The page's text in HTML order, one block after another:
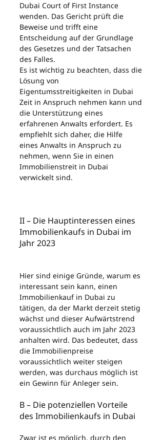
Dubai Court of First Instance
wenden. Das Gericht prüft die
Beweise und trifft eine
Entscheidung auf der Grundlage
des Gesetzes und der Tatsachen
des Falles.
Es ist wichtig zu beachten, dass die
Lösung von
Eigentumsstreitigkeiten in Dubai
Zeit in Anspruch nehmen kann und
die Unterstützung eines
erfahrenen Anwalts erfordert. Es
empfiehlt sich daher, die Hilfe
eines Anwalts in Anspruch zu
nehmen, wenn Sie in einen
Immobilienstreit in Dubai
verwickelt sind.
II – Die Hauptinteressen eines
Immobilienkaufs in Dubai im
Jahr 2023
Hier sind einige Gründe, warum es
interessant sein kann, einen
Immobilienkauf in Dubai zu
tätigen, da der Markt derzeit stetig
wächst und dieser Aufwärtstrend
voraussichtlich auch im Jahr 2023
anhalten wird. Das bedeutet, dass
die Immobilienpreise
voraussichtlich weiter steigen
werden, was durchaus möglich ist
ein Gewinn für Anleger sein.
B – Die potenziellen Vorteile
des Immobilienkaufs in Dubai
Zwar ist es möglich, durch den